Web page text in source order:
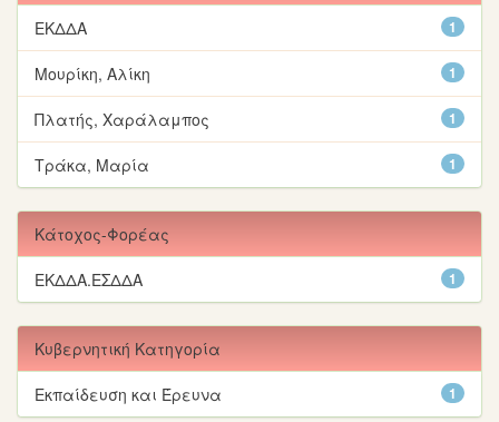
1
ΕΚΔΔΑ
1
Μουρίκη, Αλίκη
1
Πλατής, Χαράλαμπος
1
Τράκα, Μαρία
Κάτοχος-Φορέας
1
ΕΚΔΔΑ.ΕΣΔΔΑ
Κυβερνητική Κατηγορία
1
Εκπαίδευση και Έρευνα